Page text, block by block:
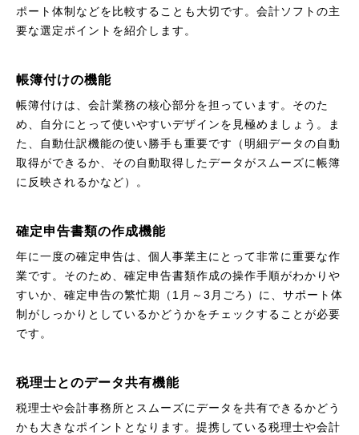
ポート体制などを比較することも大切です。会計ソフトの主
要な選定ポイントを紹介します。
帳簿付けの機能
帳簿付けは、会計業務の核心部分を担っています。そのた
め、自分にとって使いやすいデザインを見極めましょう。ま
た、自動仕訳機能の使い勝手も重要です（明細データの自動
取得ができるか、その自動取得したデータがスムーズに帳簿
に反映されるかなど）。
確定申告書類の作成機能
年に一度の確定申告は、個人事業主にとって非常に重要な作
業です。そのため、確定申告書類作成の操作手順がわかりや
すいか、確定申告の繁忙期（1月～3月ごろ）に、サポート体
制がしっかりとしているかどうかをチェックすることが必要
です。
税理士とのデータ共有機能
税理士や会計事務所とスムーズにデータを共有できるかどう
かも大きなポイントとなります。提携している税理士や会計